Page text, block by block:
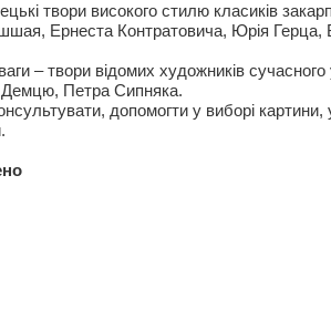
твори високого стилю класиків
Ернеста Контратовича, Юрія
– твори відомих художників
Петра Сипняка.
допомогти у виборі картини,